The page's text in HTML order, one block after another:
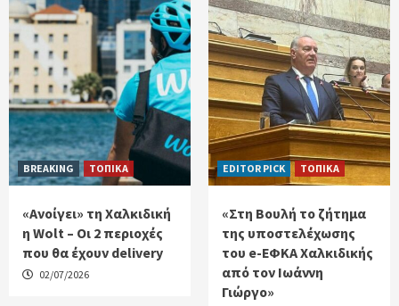
BREAKING ΤΟΠΙΚΑ
«Ανοίγει» τη Χαλκιδική
η Wolt – Οι 2 περιοχές
που θα έχουν delivery
02/07/2026
EDITOR PICK ΤΟΠΙΚΑ
«Στη Βουλή το ζήτημα
της υποστελέχωσης
του e-ΕΦΚΑ Χαλκιδικής
από τον Ιωάννη
Γιώργο»